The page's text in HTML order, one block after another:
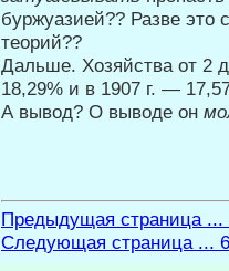
буржуазией?? Разве это
теорий??
Дальше. Хозяйства от 2
18,29% и в 1907 г. —
А вывод? О выводе он
Предыдущая страница ...
Следующая страница ...